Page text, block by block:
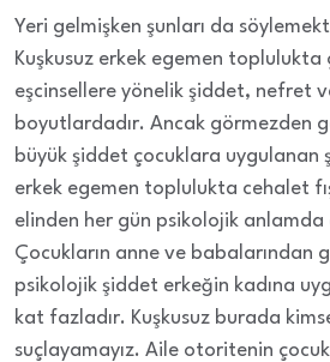
Yeri gelmişken şunları da
Kuşkusuz erkek egemen toplulukta
eşcinsellere yönelik şiddet, nefret
boyutlardadır. Ancak görmezden
büyük şiddet çocuklara
erkek egemen toplulukta cehalet
elinden her gün psikolojik
Çocukların anne ve babalarından
psikolojik şiddet erkeğin kadına
kat fazladır. Kuşkusuz burada
suçlayamayız. Aile otoritenin